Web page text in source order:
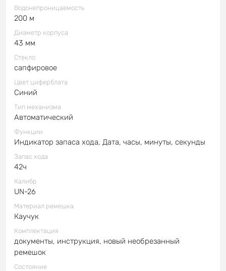
Водонепроницаемость
200 м
Диаметр корпуса
43 мм
Стекло
сапфировое
Цвет циферблата
Синий
Тип механизма
Автоматический
Функции
Индикатор запаса хода, Дата, часы, минуты, секунды
Запас хода
42ч
Калибр
UN-26
Материал ремешка
Каучук
Комплектация
документы, инструкция, новый необрезанный
ремешок
Состояние